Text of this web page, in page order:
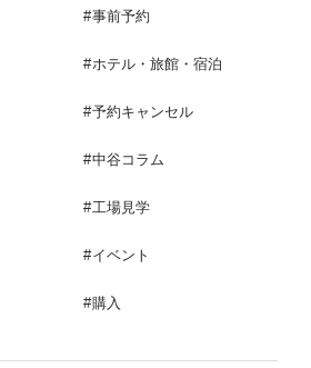
事前予約
ホテル・旅館・宿泊
予約キャンセル
中谷コラム
工場見学
イベント
購入